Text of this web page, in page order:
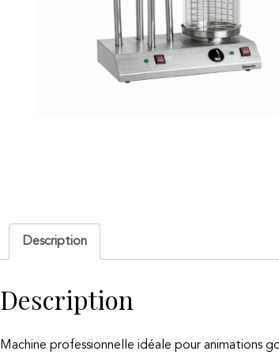
Description
Description
Machine professionnelle idéale pour animations